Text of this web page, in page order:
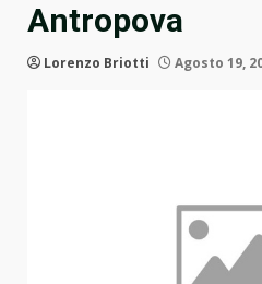
Antropova
Lorenzo Briotti Agosto 19,